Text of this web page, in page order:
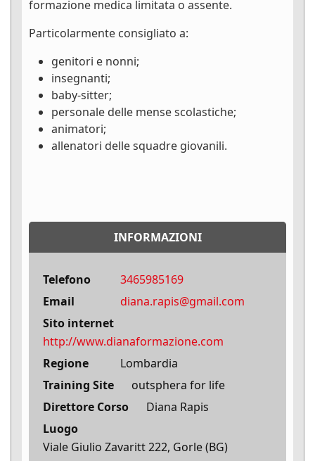
formazione medica limitata o assente.
Particolarmente consigliato a:
genitori e nonni;
insegnanti;
baby-sitter;
personale delle mense scolastiche;
animatori;
allenatori delle squadre giovanili.
INFORMAZIONI
Telefono
3465985169
Email
diana.rapis@gmail.com
Sito internet
http://www.dianaformazione.com
Regione
Lombardia
Training Site
outsphera for life
Direttore Corso
Diana Rapis
Luogo
Viale Giulio Zavaritt 222, Gorle (BG)